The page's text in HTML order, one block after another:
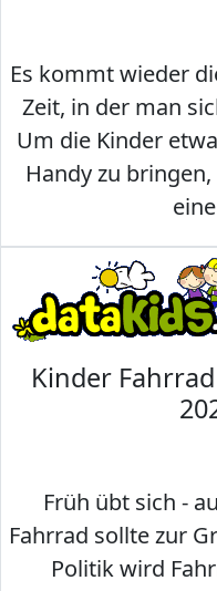
Es kommt wieder
Zeit, in der man
Um die Kinder
Handy zu
Kinder
Früh übt sich -
Fahrrad sollte zur
Politik wird